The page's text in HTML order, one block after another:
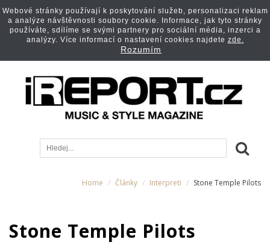
Home Články Interpreti Stone Temple Pilots
Stone Temple Pilots
Webové stránky používají k poskytování služeb, personalizaci reklam
a analýze návštěvnosti soubory cookie. Informace, jak tyto stránky
používáte, sdílíme se svými partnery pro sociální média, inzerci a
analýzy. Více informací o nastavení cookies najdete zde.
Rozumím